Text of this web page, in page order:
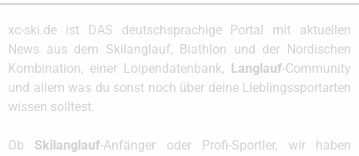
xc-ski.de ist DAS deutschsprachige Portal mit aktuellen
News aus dem Skilanglauf, Biathlon und der Nordischen
Kombination, einer Loipendatenbank,
Langlauf-Community
und allem was du sonst noch über deine Lieblingssportarten
wissen solltest.
Ob Skilanglauf-Anfänger oder Profi-Sportler, wir haben